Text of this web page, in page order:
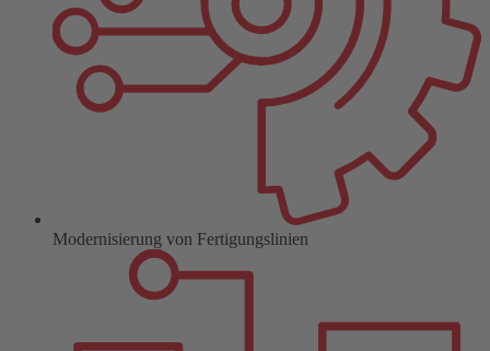
Modernisierung von Fertigungslinien